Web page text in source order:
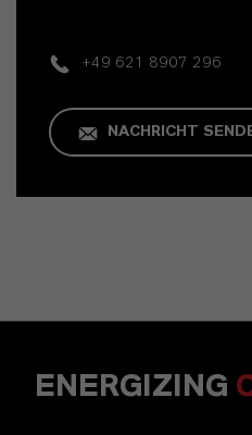
+49 621 8907 296
NACHRICHT
ENERGIZING